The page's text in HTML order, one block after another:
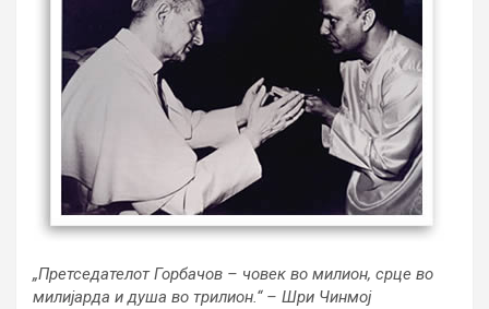
„Претседателот Горбачов – човек во милион, срце во
милијарда и душа во трилион.“ – Шри Чинмој